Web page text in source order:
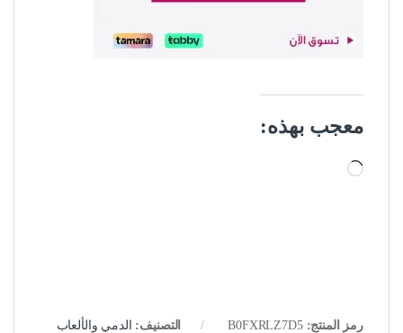
معجب بهذه:
جاري التحميل…
رمز المنتج:B0FXRLZ7D5 التصنيف: الدمي والألعاب